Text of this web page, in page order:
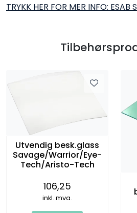
TRYKK HER FOR MER INFO: ESAB
Utvendig besk.glass
Savage/Warrior/Eye-
Tech/Aristo-Tech
106,25
inkl. mva.